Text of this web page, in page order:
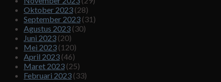
Oktober 2023 (28)
September 2023 (31)
Agustus 2023 (30)
Juni 2023 (20)
Mei 2023 (120)
April 2023 (46)
Maret 2023 (25)
Februari 2023 (33)